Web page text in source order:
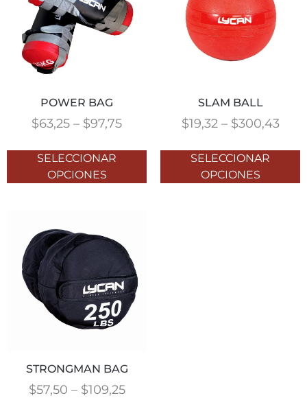
POWER BAG
$63,25 – $97,75
SELECCIONAR
OPCIONES
SLAM BALL
$19,32 – $300,43
SELECCIONAR
OPCIONES
STRONGMAN BAG
$57,50 – $109,25